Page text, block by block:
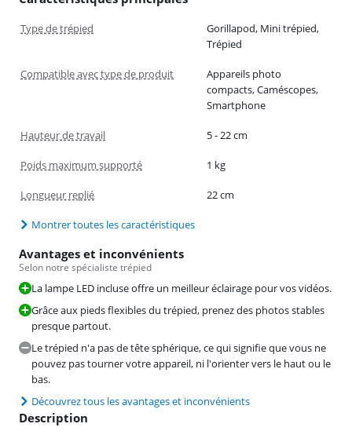
Type de trépied
Gorillapod, Mini trépied,
Trépied
Compatible avec type de produit
Appareils photo
compacts, Caméscopes,
Smartphone
Hauteur de travail 5 - 22 cm
Poids maximum supporté 1 kg
Longueur replié 22 cm
Montrer toutes les caractéristiques
Avantages et inconvénients
Selon notre spécialiste trépied
La lampe LED incluse offre un meilleur éclairage pour vos vidéos.
Grâce aux pieds flexibles du trépied, prenez des photos stables
presque partout.
Le trépied n'a pas de tête sphérique, ce qui signifie que vous ne
pouvez pas tourner votre appareil, ni l'orienter vers le haut ou le
bas.
Découvrez tous les avantages et inconvénients
Description